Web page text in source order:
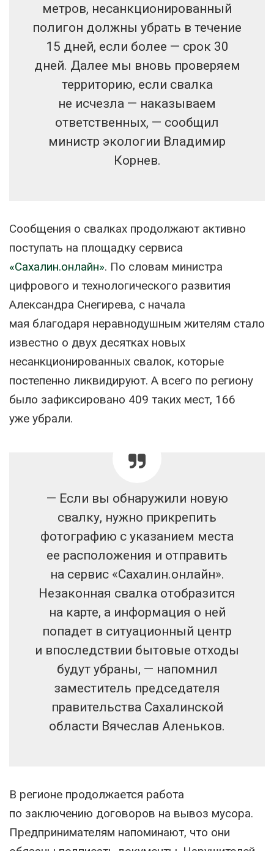
метров, несанкционированный
полигон должны убрать в течение
15 дней, если более — срок 30
дней. Далее мы вновь проверяем
территорию, если свалка
не исчезла — наказываем
ответственных, — сообщил
министр экологии Владимир
Корнев.
Сообщения о свалках продолжают активно
поступать на площадку сервиса
«Сахалин.онлайн». По словам министра
цифрового и технологического развития
Александра Снегирева, с начала
мая благодаря неравнодушным жителям стало
известно о двух десятках новых
несанкционированных свалок, которые
постепенно ликвидируют. А всего по региону
было зафиксировано 409 таких мест, 166
уже убрали.
— Если вы обнаружили новую
свалку, нужно прикрепить
фотографию с указанием места
ее расположения и отправить
на сервис «Сахалин.онлайн».
Незаконная свалка отобразится
на карте, а информация о ней
попадет в ситуационный центр
и впоследствии бытовые отходы
будут убраны, — напомнил
заместитель председателя
правительства Сахалинской
области Вячеслав Аленьков.
В регионе продолжается работа
по заключению договоров на вывоз мусора.
Предпринимателям напоминают, что они